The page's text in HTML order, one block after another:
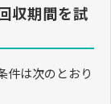
収期間を試
件は次のとおり